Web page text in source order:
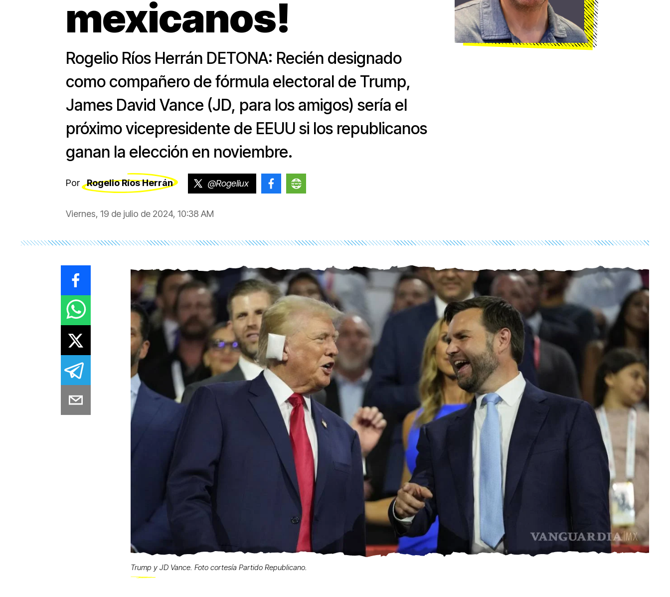
mexicanos!
Rogelio Ríos Herrán DETONA: Recién designado
como compañero de fórmula electoral de Trump,
James David Vance (JD, para los amigos) sería el
próximo vicepresidente de EEUU si los republicanos
ganan la elección en noviembre.
Por Rogelio Ríos Herrán @Rogeliux @rogelioriosherran
Viernes, 19 de julio de 2024, 10:38 AM
Trump y JD Vance. Foto cortesía Partido Republicano.